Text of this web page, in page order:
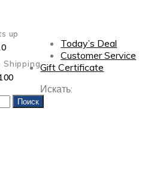
up
Shipping
Today’s Deal
Customer Service
Gift Certificate
Искать:
Поиск